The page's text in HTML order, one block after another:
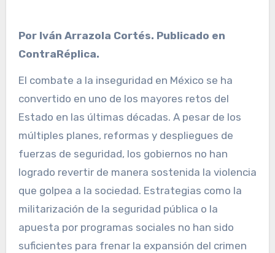
Por Iván Arrazola Cortés. Publicado en
ContraRéplica.
El combate a la inseguridad en México se ha
convertido en uno de los mayores retos del
Estado en las últimas décadas. A pesar de los
múltiples planes, reformas y despliegues de
fuerzas de seguridad, los gobiernos no han
logrado revertir de manera sostenida la violencia
que golpea a la sociedad. Estrategias como la
militarización de la seguridad pública o la
apuesta por programas sociales no han sido
suficientes para frenar la expansión del crimen